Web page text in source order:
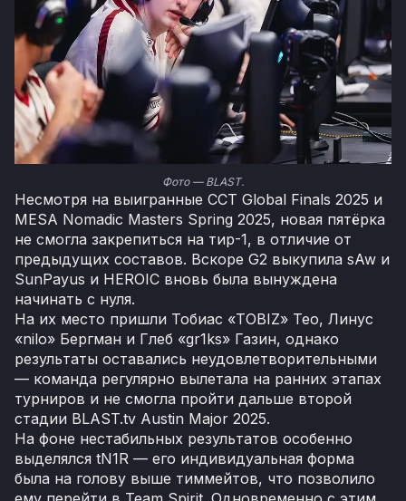
Фото — BLAST.
Несмотря на выигранные CCT Global Finals 2025 и
MESA Nomadic Masters Spring 2025, новая пятёрка
не смогла закрепиться на тир-1, в отличие от
предыдущих составов. Вскоре G2 выкупила sAw и
SunPayus и HEROIC вновь была вынуждена
начинать с нуля.
На их место пришли Тобиас «TOBIZ» Тео, Линус
«nilo» Бергман и Глеб «gr1ks» Газин, однако
результаты оставались неудовлетворительными
— команда регулярно вылетала на ранних этапах
турниров и не смогла пройти дальше второй
стадии BLAST.tv Austin Major 2025.
На фоне нестабильных результатов особенно
выделялся tN1R — его индивидуальная форма
была на голову выше тиммейтов, что позволило